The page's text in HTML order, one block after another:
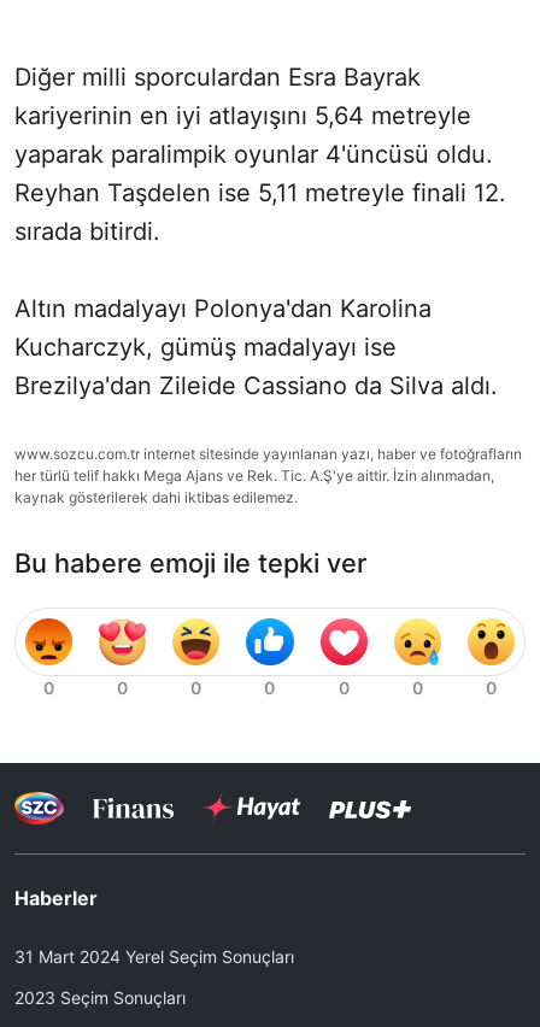
Diğer milli sporculardan Esra Bayrak
kariyerinin en iyi atlayışını 5,64 metreyle
yaparak paralimpik oyunlar 4'üncüsü oldu.
Reyhan Taşdelen ise 5,11 metreyle finali 12.
sırada bitirdi.
Altın madalyayı Polonya'dan Karolina
Kucharczyk, gümüş madalyayı ise
Brezilya'dan Zileide Cassiano da Silva aldı.
www.sozcu.com.tr internet sitesinde yayınlanan yazı, haber ve fotoğrafların
her türlü telif hakkı Mega Ajans ve Rek. Tic. A.Ş'ye aittir. İzin alınmadan,
kaynak gösterilerek dahi iktibas edilemez.
Bu habere emoji ile tepki ver
Haberler
31 Mart 2024 Yerel Seçim Sonuçları
2023 Seçim Sonuçları